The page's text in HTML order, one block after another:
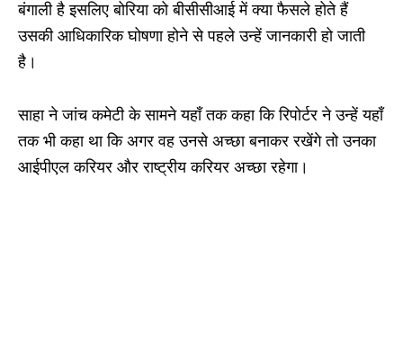
बंगाली है इसलिए बोरिया को बीसीसीआई में क्या फैसले होते हैं
उसकी आधिकारिक घोषणा होने से पहले उन्हें जानकारी हो जाती
है।
साहा ने जांच कमेटी के सामने यहाँ तक कहा कि रिपोर्टर ने उन्हें यहाँ
तक भी कहा था कि अगर वह उनसे अच्छा बनाकर रखेंगे तो उनका
आईपीएल करियर और राष्ट्रीय करियर अच्छा रहेगा।